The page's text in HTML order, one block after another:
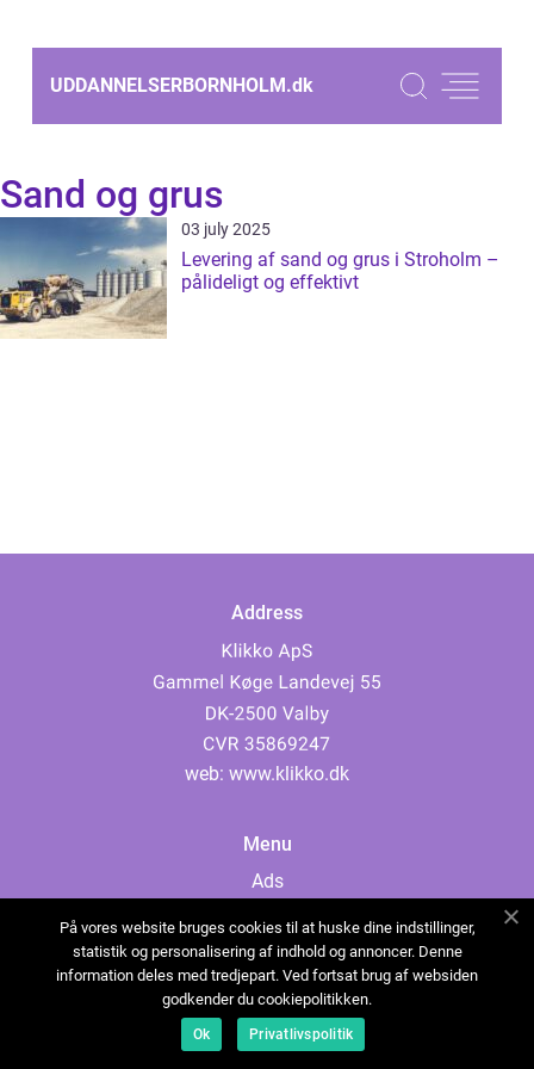
UDDANNELSERBORNHOLM.dk
Sand og grus
03 july 2025
Levering af sand og grus i Stroholm –
pålideligt og effektivt
Address
web: www.klikko.dk
Menu
Ads
Cookies
Contact
Sitemap
På vores website bruges cookies til at huske dine indstillinger,
statistik og personalisering af indhold og annoncer. Denne
information deles med tredjepart. Ved fortsat brug af websiden
godkender du cookiepolitikken.
Ok Privatlivspolitik